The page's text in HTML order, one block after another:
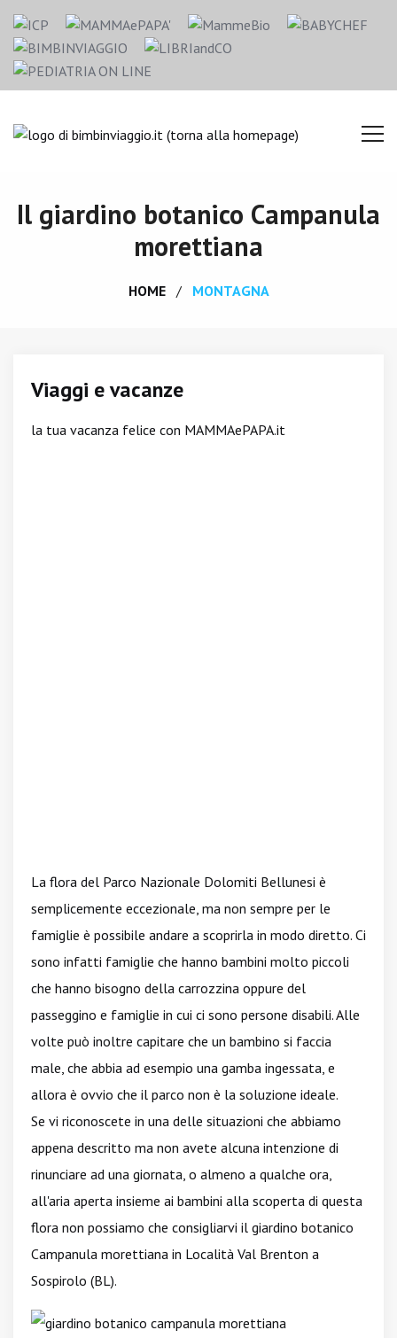
Il giardino botanico Campanula
morettiana
HOME MONTAGNA
Viaggi e vacanze
la tua vacanza felice con MAMMAePAPA.it
La flora del Parco Nazionale Dolomiti Bellunesi è
semplicemente eccezionale, ma non sempre per le
famiglie è possibile andare a scoprirla in modo diretto. Ci
sono infatti famiglie che hanno bambini molto piccoli
che hanno bisogno della carrozzina oppure del
passeggino e famiglie in cui ci sono persone disabili. Alle
volte può inoltre capitare che un bambino si faccia
male, che abbia ad esempio una gamba ingessata, e
allora è ovvio che il parco non è la soluzione ideale.
Se vi riconoscete in una delle situazioni che abbiamo
appena descritto ma non avete alcuna intenzione di
rinunciare ad una giornata, o almeno a qualche ora,
all'aria aperta insieme ai bambini alla scoperta di questa
flora non possiamo che consigliarvi il giardino botanico
Campanula morettiana in Località Val Brenton a
Sospirolo (BL).